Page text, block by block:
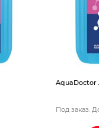
AquaDoctor
Под заказ.